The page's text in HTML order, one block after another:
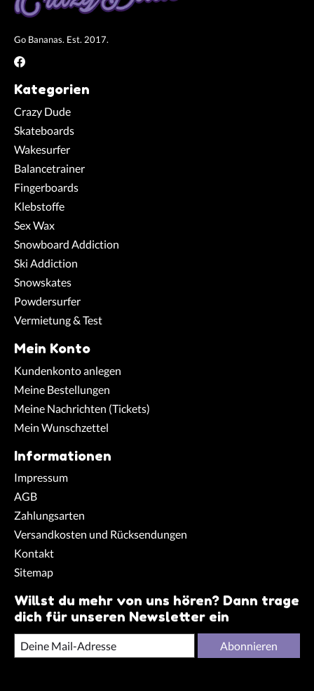
Go Bananas. Est. 2017.
Kategorien
Crazy Dude
Skateboards
Wakesurfer
Balancetrainer
Fingerboards
Klebstoffe
Sex Wax
Snowboard Addiction
Ski Addiction
Snowskates
Powdersurfer
Vermietung & Test
Mein Konto
Kundenkonto anlegen
Meine Bestellungen
Meine Nachrichten (Tickets)
Mein Wunschzettel
Informationen
Impressum
AGB
Zahlungsarten
Versandkosten und Rücksendungen
Kontakt
Sitemap
Willst du mehr von uns hören? Dann trage
dich für unseren Newsletter ein
Abonnieren